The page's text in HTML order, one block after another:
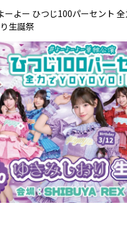
よー ひつじ100パーセント 全
⽣誕祭